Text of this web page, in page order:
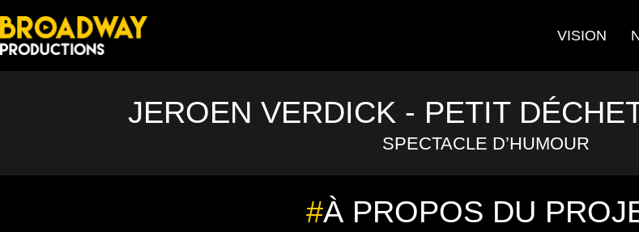
VISION
JEROEN VERDICK - PETIT
SPECTACLE D’HUMOUR
#À PROPOS DU